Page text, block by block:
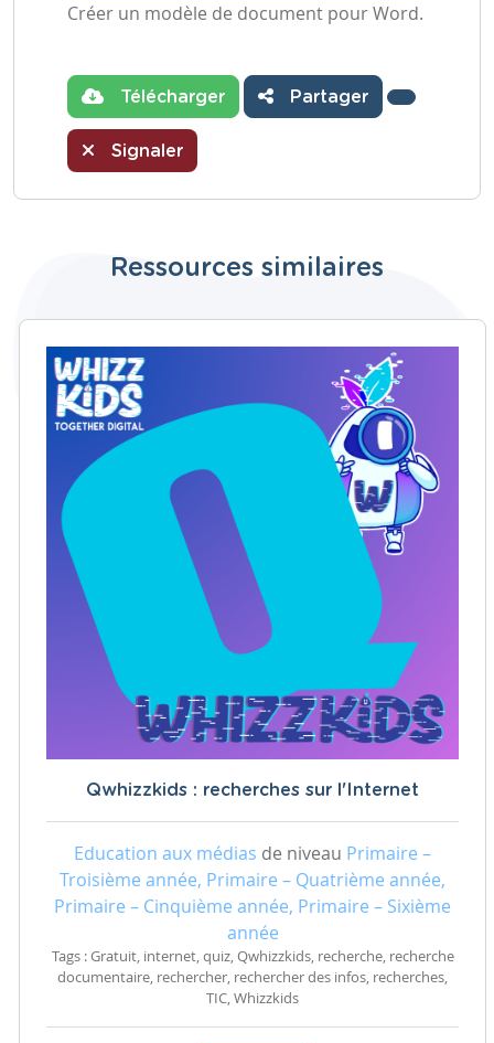
Créer un modèle de document pour Word.
Télécharger Partager
Signaler
Ressources similaires
Qwhizzkids : recherches sur l'Internet
Education aux médias de niveau Primaire –
Troisième année, Primaire – Quatrième année,
Primaire – Cinquième année, Primaire – Sixième
année
Tags : Gratuit, internet, quiz, Qwhizzkids, recherche, recherche
documentaire, rechercher, rechercher des infos, recherches,
TIC, Whizzkids